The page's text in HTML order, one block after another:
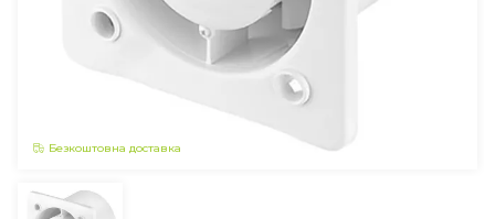
Безкоштовна доставка